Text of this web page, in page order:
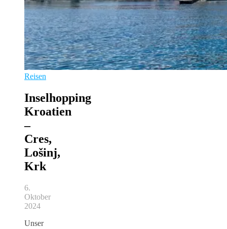
Reisen
Inselhopping
Kroatien
–
Cres,
Lošinj,
Krk
6.
Oktober
2024
Unser